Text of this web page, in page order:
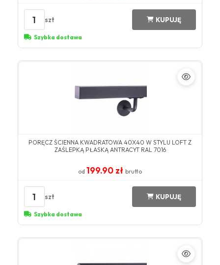
1 szt KUPUJĘ
Szybka dostawa
PORĘCZ ŚCIENNA KWADRATOWA 40X40 W STYLU LOFT Z
ZAŚLEPKĄ PŁASKĄ ANTRACYT RAL 7016
od 199.90 zł brutto
1 szt KUPUJĘ
Szybka dostawa